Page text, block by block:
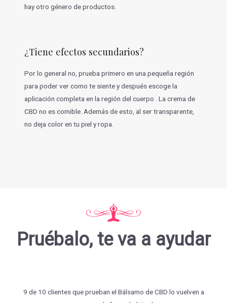
hay otro género de productos.
¿Tiene efectos secundarios?
Por lo general no, prueba primero en una pequeña región
para poder ver como te siente y después escoge la
aplicación completa en la región del cuerpo . La crema de
CBD no es comible. Además de esto, al ser transparente,
no deja color en tu piel y ropa.
Pruébalo, te va a ayudar
9 de 10 clientes que prueban el Bálsamo de CBD lo vuelven a